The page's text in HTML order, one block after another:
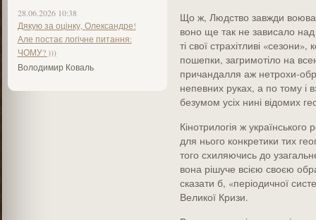
28.06.2026 10:38
Дякую за оцінку, Олександре!
Але постає логічне питання:
ЧОМУ? )))
Володимир Коваль
Що ж, Людство завжди
воно ще так не зависало
ті свої страхітливі
пошепки, загримотіло на
причандалля аж нетрохи-
непевних руках, а по тому і
безумом усіх нині відомих
Кінотрилогія ж
для нього конкретики тих
того схиляючись до
вона рішуче всією своєю
сказати б, «періодичної
Великої Кризи.